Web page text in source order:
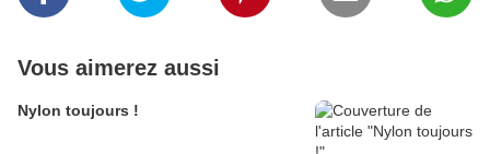
Vous aimerez aussi
Nylon toujours !